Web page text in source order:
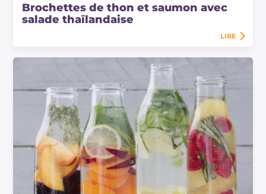
Brochettes de thon et saumon avec
salade thaïlandaise
LIRE